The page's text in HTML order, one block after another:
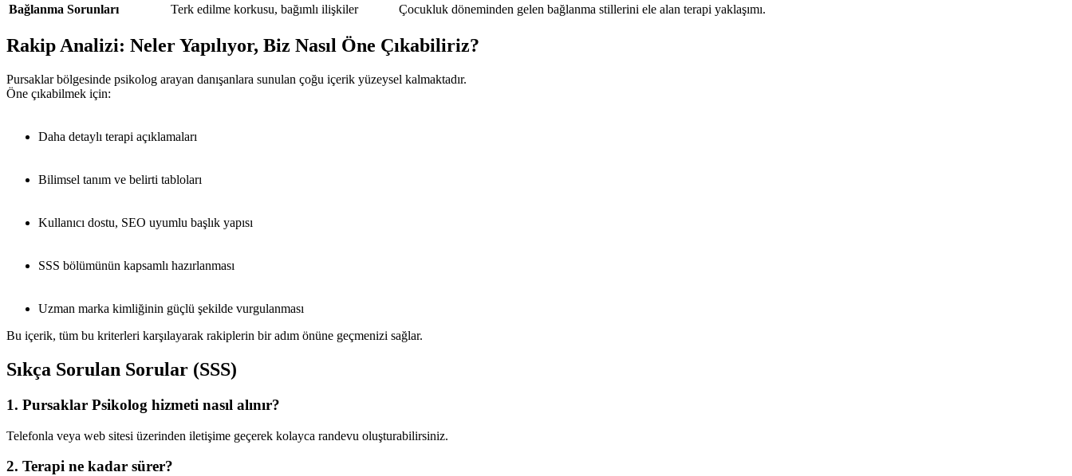
Bağlanma Sorunları
Terk edilme korkusu, bağımlı ilişkiler Çocukluk döneminden gelen bağlanma stillerini ele alan terapi yaklaşımı.
Rakip Analizi: Neler Yapılıyor, Biz Nasıl Öne Çıkabiliriz?
Pursaklar bölgesinde psikolog arayan danışanlara sunulan çoğu içerik yüzeysel kalmaktadır.
Öne çıkabilmek için:
Daha detaylı terapi açıklamaları
Bilimsel tanım ve belirti tabloları
Kullanıcı dostu, SEO uyumlu başlık yapısı
SSS bölümünün kapsamlı hazırlanması
Uzman marka kimliğinin güçlü şekilde vurgulanması
Bu içerik, tüm bu kriterleri karşılayarak rakiplerin bir adım önüne geçmenizi sağlar.
Sıkça Sorulan Sorular (SSS)
1. Pursaklar Psikolog hizmeti nasıl alınır?
Telefonla veya web sitesi üzerinden iletişime geçerek kolayca randevu oluşturabilirsiniz.
2. Terapi ne kadar sürer?